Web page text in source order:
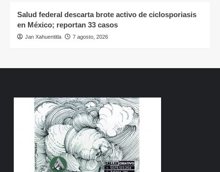
Salud federal descarta brote activo de ciclosporiasis
en México; reportan 33 casos
Jan Xahuentitla 7 agosto, 2026